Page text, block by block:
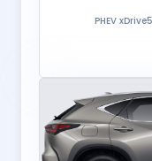
PHEV